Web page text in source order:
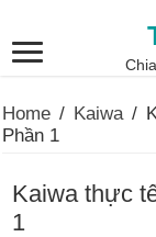
Home / Kaiwa /
Phần 1
Kaiwa thực
1